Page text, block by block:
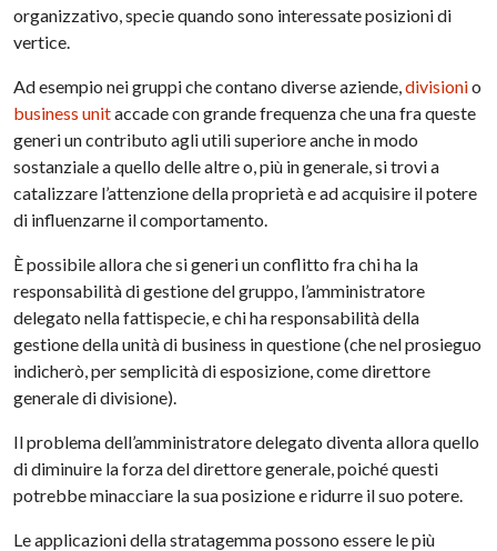
organizzativo, specie quando sono interessate posizioni di
vertice.
Ad esempio nei gruppi che contano diverse aziende,divisionio
business unitaccade con grande frequenza che una fra queste
generi un contributo agli utili superiore anche in modo
sostanziale a quello delle altre o, più in generale, si trovi a
catalizzare l’attenzione della proprietà e ad acquisire il potere
di influenzarne il comportamento.
È possibile allora che si generi un conflitto fra chi ha la
responsabilità di gestione del gruppo, l’amministratore
delegato nella fattispecie, e chi ha responsabilità della
gestione della unità di business in questione (che nel prosieguo
indicherò, per semplicità di esposizione, come direttore
generale di divisione).
Il problema dell’amministratore delegato diventa allora quello
di diminuire la forza del direttore generale, poiché questi
potrebbe minacciare la sua posizione e ridurre il suo potere.
Le applicazioni della stratagemma possono essere le più